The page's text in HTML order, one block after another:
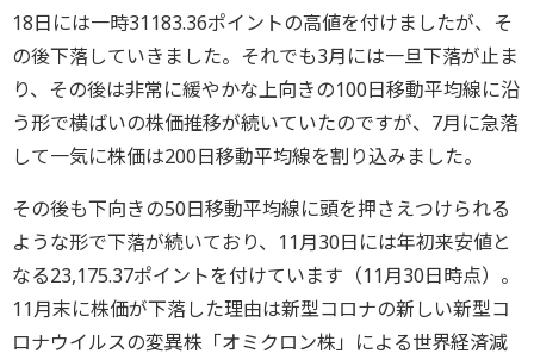
18日には一時31183.36ポイントの高値を付けましたが、そ
の後下落していきました。それでも3月には一旦下落が止ま
り、その後は非常に緩やかな上向きの100日移動平均線に沿
う形で横ばいの株価推移が続いていたのですが、7月に急落
して一気に株価は200日移動平均線を割り込みました。
その後も下向きの50日移動平均線に頭を押さえつけられる
ような形で下落が続いており、11月30日には年初来安値と
なる23,175.37ポイントを付けています（11月30日時点）。
11月末に株価が下落した理由は新型コロナの新しい新型コ
ロナウイルスの変異株「オミクロン株」による世界経済減